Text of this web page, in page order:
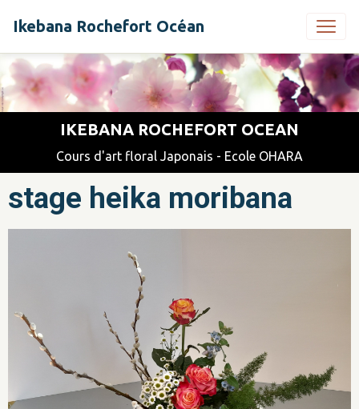
Ikebana Rochefort Océan
IKEBANA ROCHEFORT OCEAN
Cours d'art floral Japonais - Ecole OHARA
stage heika moribana